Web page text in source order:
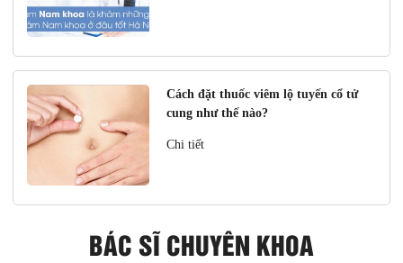
Cách đặt thuốc viêm lộ tuyến cổ tử
cung như thế nào?
Chi tiết
BÁC SĨ CHUYÊN KHOA